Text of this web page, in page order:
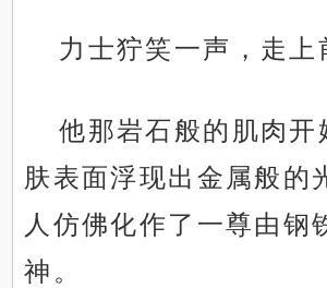
力士狞笑一声，走上
他那岩石般的肌肉开
肤表面浮现出金属般的
人仿佛化作了一尊由钢
神。